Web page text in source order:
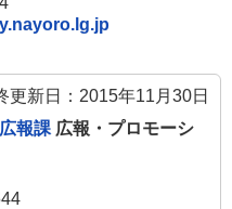
更新日：2015年11月30日
報課 広報・プロモーシ